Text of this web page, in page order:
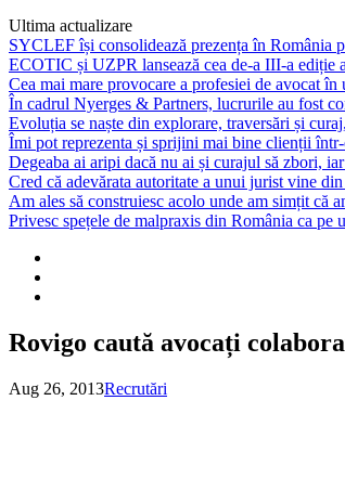
Ultima actualizare
SYCLEF își consolidează prezența în România
ECOTIC și UZPR lansează cea de-a III-a ediție
Cea mai mare provocare a profesiei de avocat
În cadrul Nyerges & Partners, lucrurile au fost
Evoluția se naște din explorare, traversări și
Îmi pot reprezenta și sprijini mai bine clienții
Degeaba ai aripi dacă nu ai și curajul să zbori,
Cred că adevărata autoritate a unui jurist vine
Am ales să construiesc acolo unde am simțit că
Privesc spețele de malpraxis din România ca
Rovigo caută avocați
Aug 26, 2013Recrutări